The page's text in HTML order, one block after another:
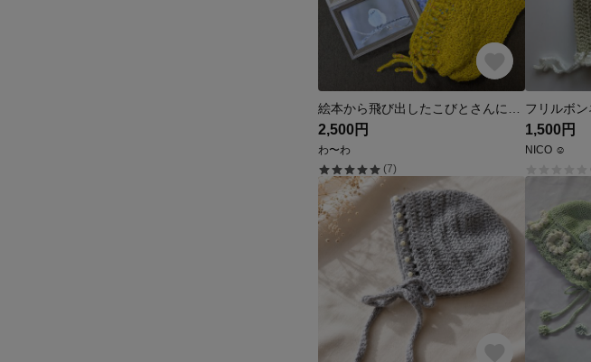
絵本から飛び出したこびとさんになれるピクシーボンネット げんきいっぱいマスタードイエロー
2,500円
わ〜わ
(7)
フリルボン
1,500円
NICO ☺︎